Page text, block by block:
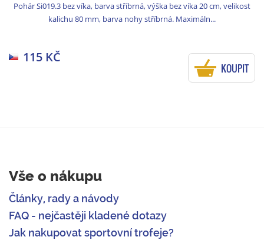
Pohár Si019.3 bez víka, barva stříbrná, výška bez víka 20 cm, velikost
kalichu 80 mm, barva nohy stříbrná. Maximáln...
115 KČ
KOUPIT
Vše o nákupu
Články, rady a návody
FAQ - nejčastěji kladené dotazy
Jak nakupovat sportovní trofeje?